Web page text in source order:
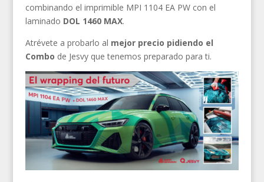
combinando el imprimible MPI 1104 EA PW con el
laminado DOL 1460 MAX.
Atrévete a probarlo al mejor precio pidiendo el
Combo de Jesvy que tenemos preparado para ti.